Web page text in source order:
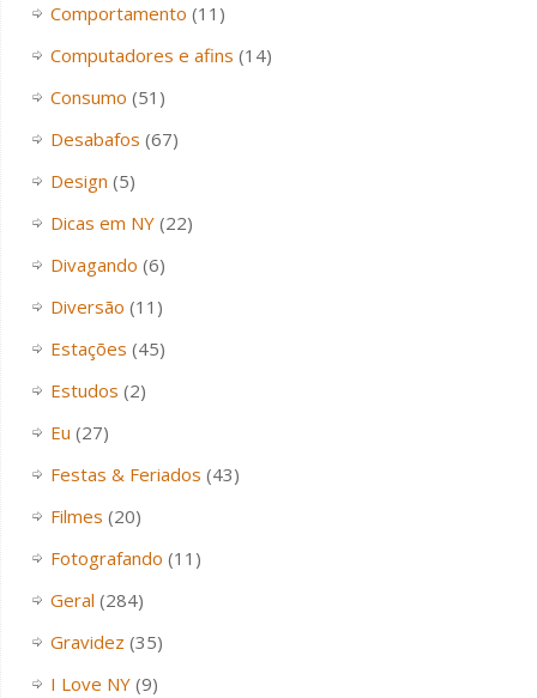
Comportamento (11)
Computadores e afins (14)
Consumo (51)
Desabafos (67)
Design (5)
Dicas em NY(22)
Divagando (6)
Diversão (11)
Estações (45)
Estudos (2)
Eu (27)
Festas & Feriados (43)
Filmes (20)
Fotografando (11)
Geral (284)
Gravidez (35)
I Love NY(9)